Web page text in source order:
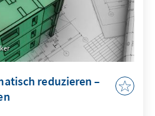
reduzieren –